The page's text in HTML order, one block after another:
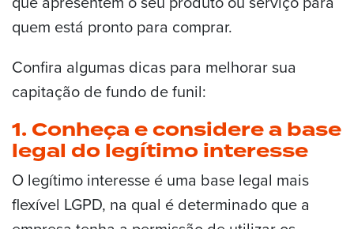
quem está pronto para comprar.
Confira algumas dicas para melhorar sua
capitação de fundo de funil:
1. Conheça e considere a base
legal do legítimo interesse
O legítimo interesse é uma base legal mais
flexível LGPD, na qual é determinado que a